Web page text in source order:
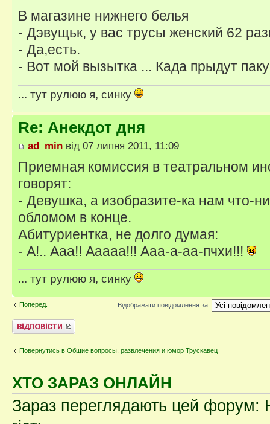
В магазине нижнего белья
- Дэвущьк, у вас трусы женский 62
- Да,есть.
- Вот мой вызытка ... Када прыдут
... тут рулюю я, синку
Re: Анекдот дня
ad_min від 07 липня 2011, 11:09
Приемная комиссия в театральном
говорят:
- Девушка, а изобразите-ка нам что-
обломом в конце.
Абитуриентка, не долго думая:
- А!.. Ааа!! Ааааа!!! Ааа-а-аа-пчхи!!!
... тут рулюю я, синку
Поперед. Відображати повідомлення за:
Відповісти
Повернутись в Общие вопросы, развлечения и юмор Трускавец
ХТО ЗАРАЗ ОНЛАЙН
Зараз переглядають цей форум: